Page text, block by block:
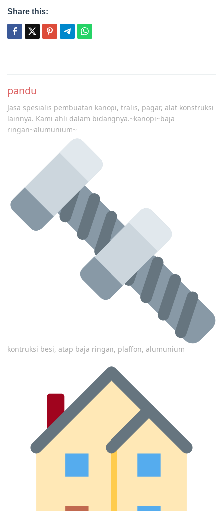
Share this:
navigation
pandu
Jasa spesialis pembuatan kanopi, tralis, pagar, alat konstruksi
lainnya. Kami ahli dalam bidangnya.~kanopi~baja
ringan~alumunium~
kontruksi besi, atap baja ringan, plaffon, alumunium